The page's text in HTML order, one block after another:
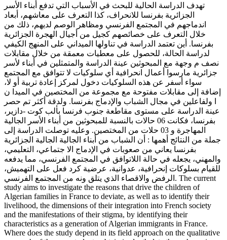
تهدف الدراسة الحالية للبحث في الأسباب التي تدفع أبناء الأسر
الجزائرية بفرنسا للانحراف، كذا التعرف على معاشهم، أبعاد
اندماجهم في المجتمع الفرنسي ومظاهر الوصم لديهم، ذلك من
خلال التعرف على خصائصهم كجيل من أجيال الهجرة الجزائرية
بفرنسا. أين تعتمد الدراسة في تناولها الميداني على المنهج الكيفي
لدراسة الحالة، للحصول على معطيات معمقة من خلال مقابلات
نصف م وجهة مع المبحوثين عينة الدراسة والمتمثلين في أبناء لأسر
جزائرية مارسوا أعمال انحرافية أي سلوكيات لا تتوافق مع المجتمع
سواء أسفر عن هذه السلوكيات دخول لمركز إعادة تربية أو لا،
إضافة إلى مقابلات مفتوحة مع مجموعة من المختصين في الميدا ن
ا ولفاعلين في مجال الشباب والإدماج بفرنسا. ولدقة أكثر تم حصر
عينة الدراسة على مستوى مقاطعة جنوب فرنسا بألب كوت -دازير،
بفرنسا، فكانت 06 حالات بالنسبة للمبحوثين من أبناء الأسر الجالية
المهاجرة و 03 حلات من المختصين. وعليه توصلت الدراسة إلى
جملة من النتائج أهمها : أن الشباب من أبناء الجالية الجالية الجزائرية
بفرنسا يعاني من صعوبات في الإدماج الا جتماعي، التعليمي،
والمهني، يجعله في حالة اللاتوافق في المجتمع الفرنسي، مما يدفعه
للقيام بسلوكات إنحرافية، عدوانية، عرضية كرد فعل على التهميش،
الرفض والاقصاء الذي يتلق ونه من المجتمع الفرنسي. The current
study aims to investigate the reasons that drive the children of
Algerian families in France to deviate, as well as to identify their
livelihood, the dimensions of their integration into French society
and the manifestations of their stigma, by identifying their
characteristics as a generation of Algerian immigrants in France.
Where does the study depend in its field approach on the qualitative